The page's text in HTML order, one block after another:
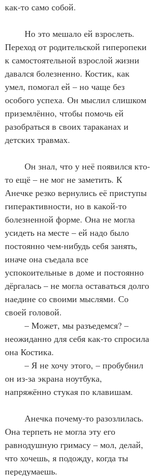
как-то само собой.
Переход от родительской гиперопеки
к самостоятельной взрослой жизни
давался болезненно. Костик, как
умел, помогал ей – но чаще без
особого успеха. Он мыслил слишком
приземлённо, чтобы помочь ей
разобраться в своих тараканах и
детских травмах.
то ещё – не мог не заметить. К
Анечке резко вернулись её приступы
гиперактивности, но в какой-то
болезненной форме. Она не могла
усидеть на месте – ей надо было
постоянно чем-нибудь себя занять,
иначе она съедала все
успокоительные в доме и постоянно
дёргалась – не могла оставаться долго
наедине со своими мыслями. Со
своей головой.
неожиданно для себя как-то спросила
она Костика.
он из-за экрана ноутбука,
напряжённо стукая по клавишам.
Она терпеть не могла эту его
равнодушную гримасу – мол, делай,
что хочешь, я подожду, когда ты
передумаешь.